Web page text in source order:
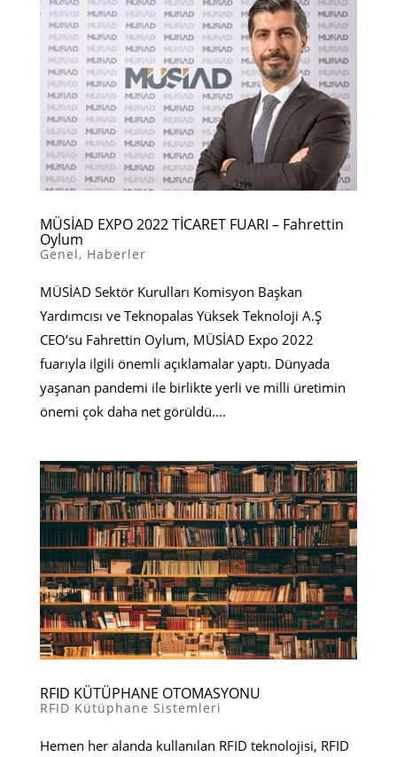
MÜSİAD EXPO 2022 TİCARET FUARI – Fahrettin
Oylum
Genel, Haberler
MÜSİAD Sektör Kurulları Komisyon Başkan
Yardımcısı ve Teknopalas Yüksek Teknoloji A.Ş
CEO’su Fahrettin Oylum, MÜSİAD Expo 2022
fuarıyla ilgili önemli açıklamalar yaptı. Dünyada
yaşanan pandemi ile birlikte yerli ve milli üretimin
önemi çok daha net görüldü....
RFID KÜTÜPHANE OTOMASYONU
RFID Kütüphane Sistemleri
Hemen her alanda kullanılan RFID teknolojisi, RFID